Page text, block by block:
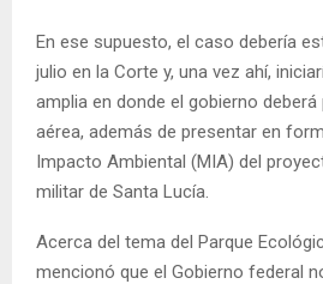
En ese supuesto, el caso debería
julio en la Corte y, una vez ahí,
amplia en donde el gobierno
aérea, además de presentar en
Impacto Ambiental (MIA) del
militar de Santa Lucía.
Acerca del tema del Parque
mencionó que el Gobierno federal